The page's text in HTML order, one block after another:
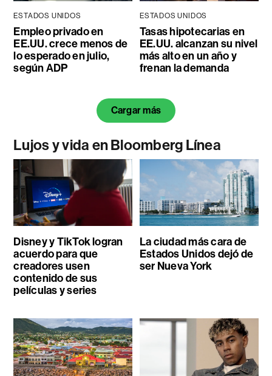
ESTADOS UNIDOS
Empleo privado en
EE.UU. crece menos de
lo esperado en julio,
según ADP
ESTADOS UNIDOS
Tasas hipotecarias en
EE.UU. alcanzan su nivel
más alto en un año y
frenan la demanda
Cargar más
Lujos y vida en Bloomberg Línea
Disney y TikTok logran
acuerdo para que
creadores usen
contenido de sus
películas y series
La ciudad más cara de
Estados Unidos dejó de
ser Nueva York